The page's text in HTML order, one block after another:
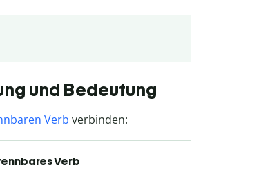
und Bedeutung
Verb verbinden:
Verb